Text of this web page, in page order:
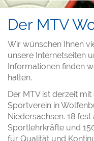
Der MTV
Wir wünschen Ihnen
unsere Internetseiten
Informationen finden
halten.
Der MTV ist derzeit
Sportverein in
Niedersachsen. 18
Sportlehrkräfte und
für Qualität und